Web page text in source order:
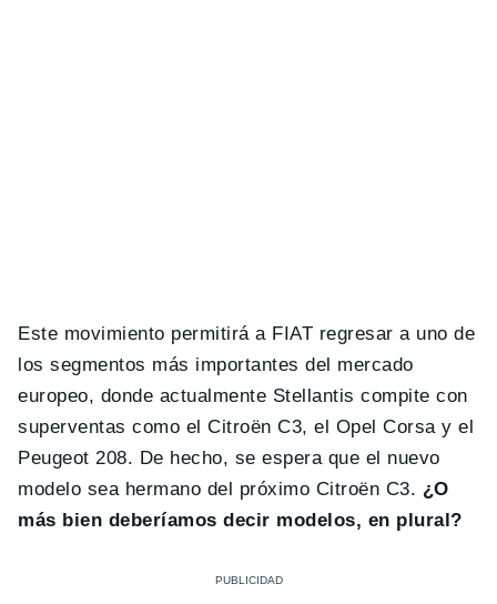
Este movimiento permitirá a FIAT regresar a uno de
los segmentos más importantes del mercado
europeo, donde actualmente Stellantis compite con
superventas como el Citroën C3, el Opel Corsa y el
Peugeot 208. De hecho, se espera que el nuevo
modelo sea hermano del próximo Citroën C3. ¿O
más bien deberíamos decir modelos, en plural?